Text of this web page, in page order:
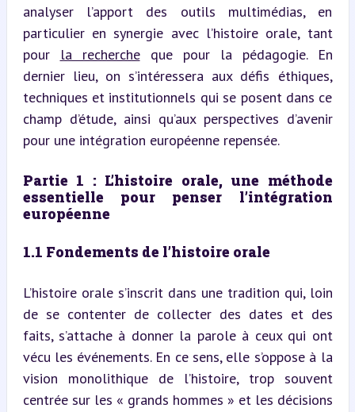
analyser l’apport des outils multimédias, en
particulier en synergie avec l’histoire orale, tant
pour
la recherche que pour la pédagogie. En
dernier lieu, on s’intéressera aux défis éthiques,
techniques et institutionnels qui se posent dans ce
champ d’étude, ainsi qu’aux perspectives d’avenir
pour une intégration européenne repensée.
Partie 1 : L’histoire orale, une méthode
essentielle pour penser l’intégration
européenne
1.1 Fondements de l’histoire orale
L’histoire orale s’inscrit dans une tradition qui, loin
de se contenter de collecter des dates et des
faits, s’attache à donner la parole à ceux qui ont
vécu les événements. En ce sens, elle s’oppose à la
vision monolithique de l’histoire, trop souvent
centrée sur les « grands hommes » et les décisions